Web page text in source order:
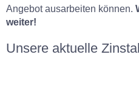
Angebot ausarbeiten können.
weiter!
Unsere aktuelle